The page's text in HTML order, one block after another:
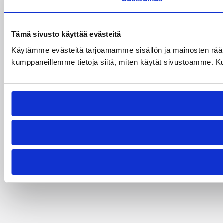
Tämä sivusto käyttää evästeitä
Käytämme evästeitä tarjoamamme sisällön ja mainosten
kumppaneillemme tietoja siitä, miten käytät sivustoamme.